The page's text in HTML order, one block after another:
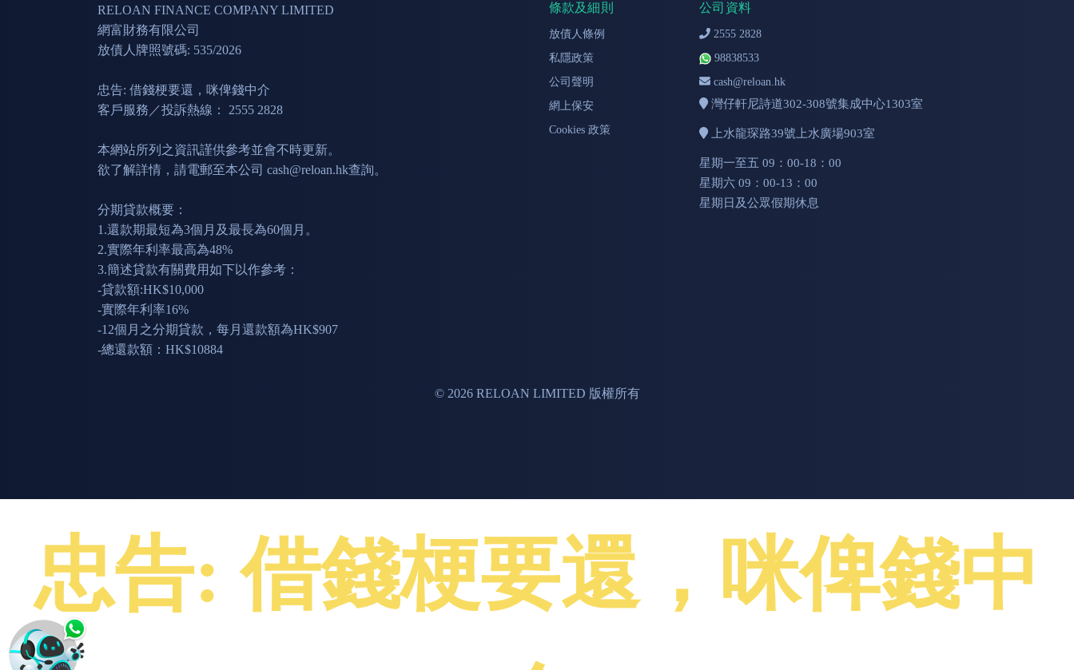
條款及細則
放債人條例
私隱政策
公司聲明
網上保安
Cookies 政策
公司資料
2555 2828
98838533
cash@reloan.hk
灣仔軒尼詩道302-308號集成中心1303室
上水龍琛路39號上水廣場903室
星期一至五 09：00-18：00
星期六 09：00-13：00
星期日及公眾假期休息
RELOAN FINANCE COMPANY LIMITED
網富財務有限公司
放債人牌照號碼: 535/2026
忠告: 借錢梗要還，咪俾錢中介
客戶服務／投訴熱線： 2555 2828
本網站所列之資訊謹供參考並會不時更新。
欲了解詳情，請電郵至本公司 cash@reloan.hk查詢。
分期貸款概要：
1.還款期最短為3個月及最長為60個月。
2.實際年利率最高為48%
3.簡述貸款有關費用如下以作參考：
-貸款額:HK$10,000
-實際年利率16%
-12個月之分期貸款，每月還款額為HK$907
-總還款額：HK$10884
© 2026 RELOAN LIMITED 版權所有
忠告: 借錢梗要還，咪俾錢中